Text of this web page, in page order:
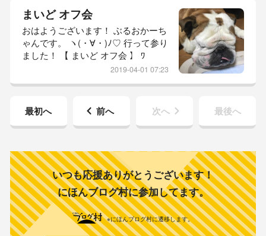
せ合う中で、文化が生まれ育つ そん
な 意味が込められているのだとか。
まもなく 平成が 終わり 令和の 時代
が やってくる。 良い文化は 残し 新
しい文化を 取り入れ 日々の暮らし
まいど オフ会
おはようございます！ ぶるおかーち
ゃんです。 ヽ(・∀・)ﾉ♡ 行って参り
ました！ 【 まいど オフ会 】 ﾜ
———ヽ(・∀・)ﾉ———ｲ いやー。
の状態にしとったのですが 何も 使
わずに 済みました！ それでは 参り
ましょう！ 本日の 坊っちゃん レ
先ずは 死んだように 眠り続ける 坊
っ
2019-04-01 07:23
最初へ 前へ 次へ 最後へ
いつも応援ありがとうございます！
にほんブログ村に参加してます。
※にほんブログ村に遷移します。